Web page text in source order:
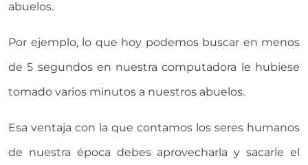
abuelos.
Por ejemplo, lo que hoy podemos buscar en menos
de 5 segundos en nuestra computadora le hubiese
tomado varios minutos a nuestros abuelos.
Esa ventaja con la que contamos los seres humanos
de nuestra época debes aprovecharla y sacarle el